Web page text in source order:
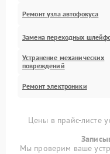
Ремонт узла автофокуса
Замена переходных
Устранение механических
повреждений
Ремонт электроники
Цены в прайс-листе
Мы проверим ваше